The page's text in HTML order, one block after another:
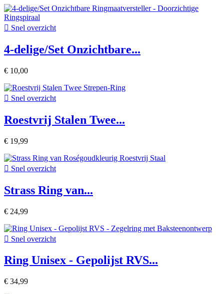
 Snel overzicht
4-delige/Set Onzichtbare...
€ 10,00
 Snel overzicht
Roestvrij Stalen Twee...
€ 19,99
 Snel overzicht
Strass Ring van...
€ 24,99
 Snel overzicht
Ring Unisex - Gepolijst RVS...
€ 34,99